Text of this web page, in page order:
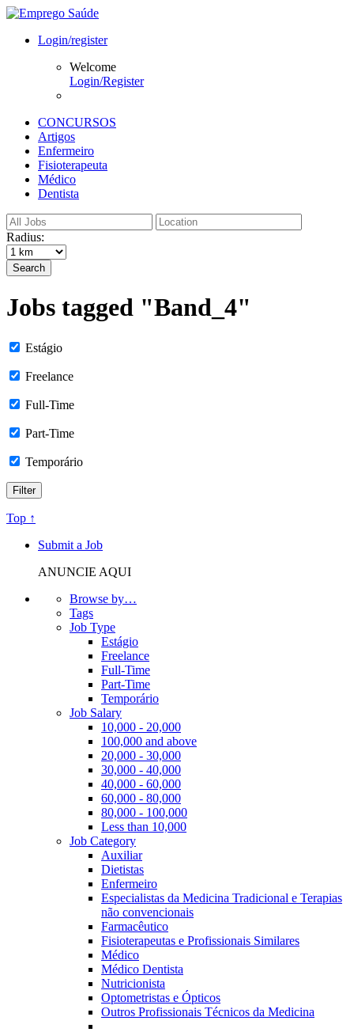
Login/register
Welcome
Login/Register
CONCURSOS
Artigos
Enfermeiro
Fisioterapeuta
Médico
Dentista
Radius:
Search
Jobs tagged "Band_4"
Estágio
Freelance
Full-Time
Part-Time
Temporário
Top ↑
Submit a Job
ANUNCIE AQUI
Browse by…
Tags
Job Type
Estágio
Freelance
Full-Time
Part-Time
Temporário
Job Salary
10,000 - 20,000
100,000 and above
20,000 - 30,000
30,000 - 40,000
40,000 - 60,000
60,000 - 80,000
80,000 - 100,000
Less than 10,000
Job Category
Auxiliar
Dietistas
Enfermeiro
Especialistas da Medicina Tradicional e Terapias
não convencionais
Farmacêutico
Fisioterapeutas e Profissionais Similares
Médico
Médico Dentista
Nutricionista
Optometristas e Ópticos
Outros Profissionais Técnicos da Medicina